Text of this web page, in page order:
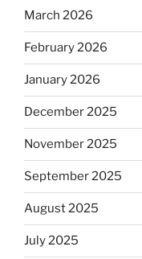
March 2026
February 2026
January 2026
December 2025
November 2025
September 2025
August 2025
July 2025